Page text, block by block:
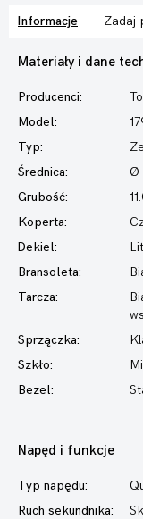
Informacje Zadaj
Materiały i dane
Producenci:
Model:
Typ:
Średnica:
Ø
Grubość:
Koperta:
Dekiel:
Bransoleta:
Tarcza:
Sprzączka:
Szkło:
Bezel:
Napęd i funkcje
Typ napędu:
Ruch sekundnika: